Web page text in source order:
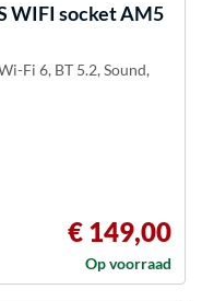
WIFI socket AM5
Fi 6, BT 5.2, Sound,
€ 149,00
Op voorraad